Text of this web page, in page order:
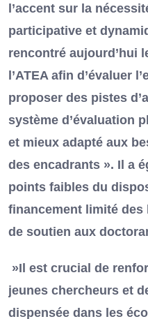
l’accent sur la
participative et
rencontré aujourd’hui
l’ATEA afin d’évaluer
proposer des pistes
système d’évaluation
et mieux adapté aux
des encadrants ». Il a
points faibles du
financement limité des
de soutien aux
»Il est crucial de
jeunes chercheurs et
dispensée dans les